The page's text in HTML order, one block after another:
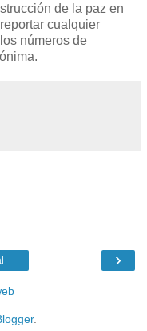
de la paz en
cualquier
números de
›
.